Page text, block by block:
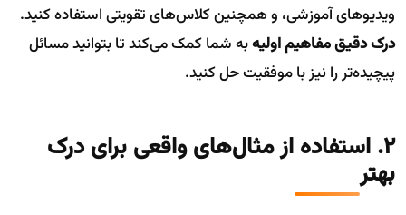
ویدیوهای آموزشی، و همچنین کلاس‌های تقویتی استفاده کنید.
درک دقیق مفاهیم اولیهبه شما کمک می‌کند تا بتوانید مسائل
پیچیده‌تر را نیز با موفقیت حل کنید.
2. استفاده از مثال‌های واقعی برای درک
بهتر